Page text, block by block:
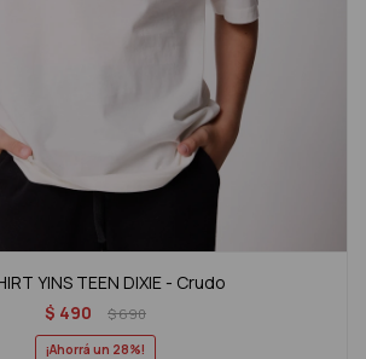
YINS TEEN DIXIE - Crudo
$ 490 $690
28